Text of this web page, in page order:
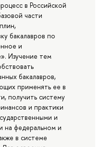
в Российской
части
бакалавров по
и
Изучение тем
бакалавров,
применять ее в
получить систему
и практики
и
на федеральном и
в системе